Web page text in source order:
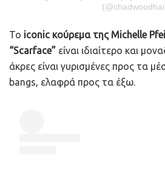
Το iconic κούρεμα της Michelle
“Scarface” είναι ιδιαίτερο και
άκρες είναι γυρισμένες προς τα
bangs, ελαφρά προς τα έξω.